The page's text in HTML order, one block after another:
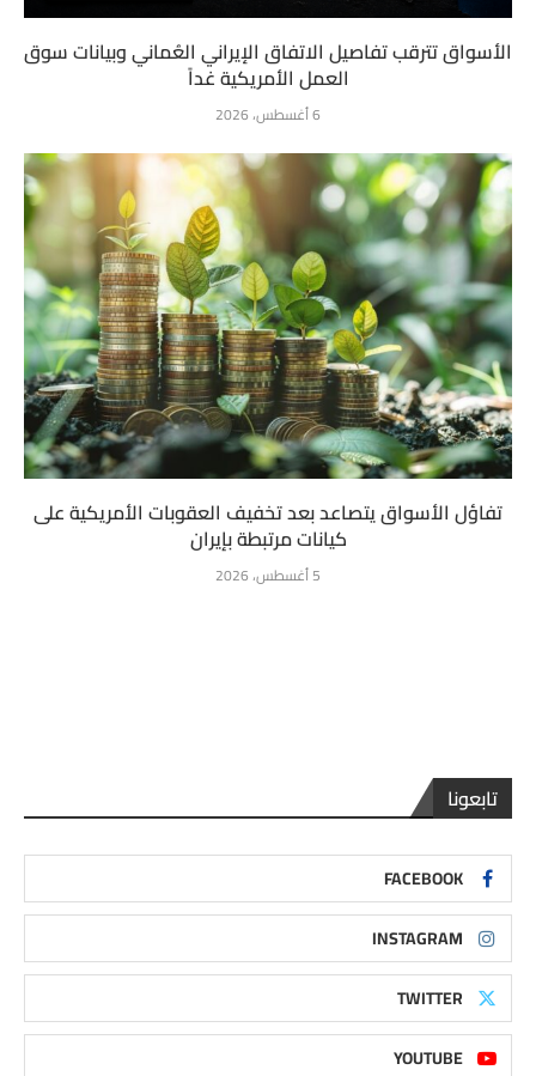
الأسواق تترقب تفاصيل الاتفاق الإيراني العُماني وبيانات سوق
العمل الأمريكية غداً
6 أغسطس، 2026
تفاؤل الأسواق يتصاعد بعد تخفيف العقوبات الأمريكية على
كيانات مرتبطة بإيران
5 أغسطس، 2026
تابعونا
FACEBOOK
INSTAGRAM
TWITTER
YOUTUBE